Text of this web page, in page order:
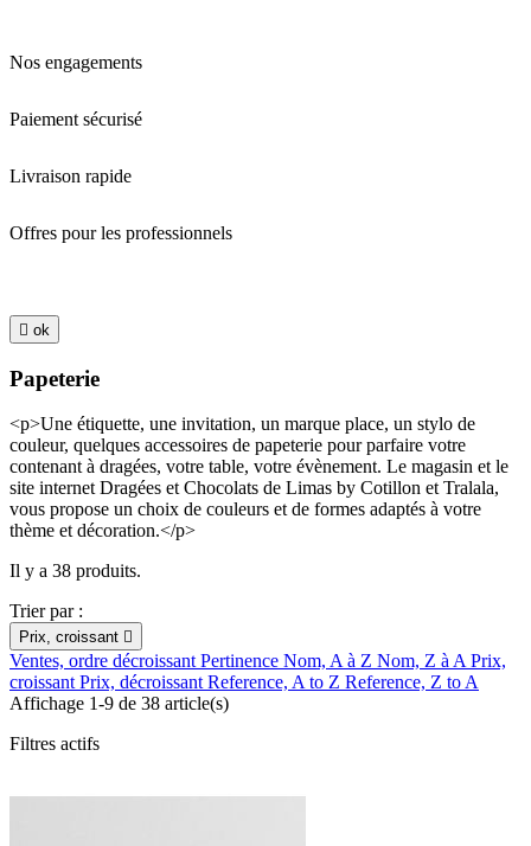
Nos engagements
Paiement sécurisé
Livraison rapide
Offres pour les professionnels
 ok
Papeterie
<p>Une étiquette, une invitation, un marque place, un stylo de
couleur, quelques accessoires de papeterie pour parfaire votre
contenant à dragées, votre table, votre évènement. Le magasin et le
site internet Dragées et Chocolats de Limas by Cotillon et Tralala,
vous propose un choix de couleurs et de formes adaptés à votre
thème et décoration.</p>
Il y a 38 produits.
Trier par :
Prix, croissant 
Ventes, ordre décroissantPertinence Nom, A à Z Nom, Z à APrix,
croissantPrix, décroissantReference, A to Z Reference, Z to A
Affichage 1-9 de 38 article(s)
Filtres actifs